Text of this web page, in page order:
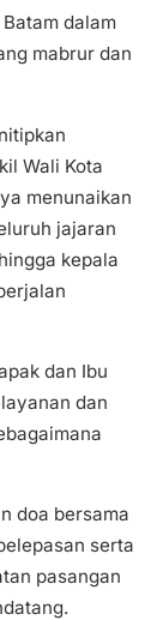
dalam
mabrur dan
Wali Kota
menunaikan
jajaran
kepala
dan Ibu
dan
doa bersama
serta
pasangan